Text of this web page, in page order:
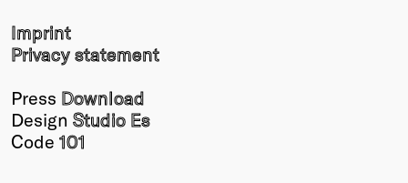
Imprint
Privacy statement
Press Download
Design Studio Es
Code 101